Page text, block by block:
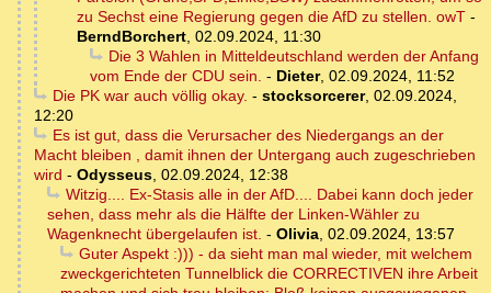
zu Sechst eine Regierung gegen die AfD zu stellen. owT -
BerndBorchert, 02.09.2024, 11:30
Die 3 Wahlen in Mitteldeutschland werden der Anfang
vom Ende der CDU sein. - Dieter, 02.09.2024, 11:52
Die PK war auch völlig okay. - stocksorcerer, 02.09.2024,
12:20
Es ist gut, dass die Verursacher des Niedergangs an der
Macht bleiben , damit ihnen der Untergang auch zugeschrieben
wird - Odysseus, 02.09.2024, 12:38
Witzig.... Ex-Stasis alle in der AfD.... Dabei kann doch jeder
sehen, dass mehr als die Hälfte der Linken-Wähler zu
Wagenknecht übergelaufen ist. - Olivia, 02.09.2024, 13:57
Guter Aspekt :))) - da sieht man mal wieder, mit welchem
zweckgerichteten Tunnelblick die CORRECTIVEN ihre Arbeit